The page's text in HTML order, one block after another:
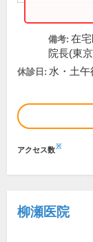
備考: 在
院長(東
休診日: 水・土
アクセス数※
柳瀬医院